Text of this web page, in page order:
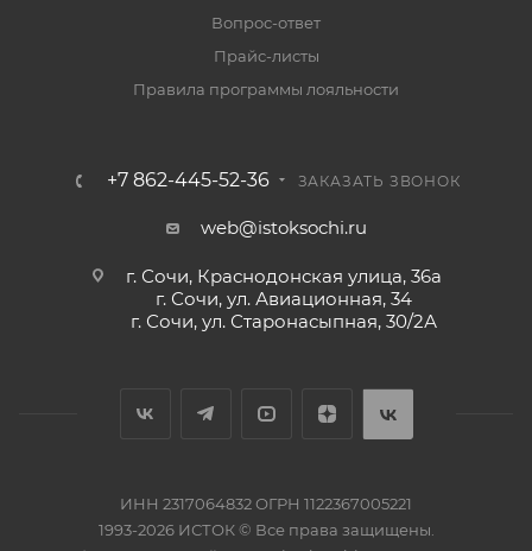
Вопрос-ответ
Прайс-листы
Правила программы лояльности
+7 862-445-52-36 ЗАКАЗАТЬ ЗВОНОК
web@istoksochi.ru
г. Сочи, Краснодонская улица, 36а
г. Сочи, ул. Авиационная, 34
г. Сочи, ул. Старонасыпная, 30/2А
ИНН 2317064832 ОГРН 1122367005221
1993-2026 ИСТОК © Все права защищены.